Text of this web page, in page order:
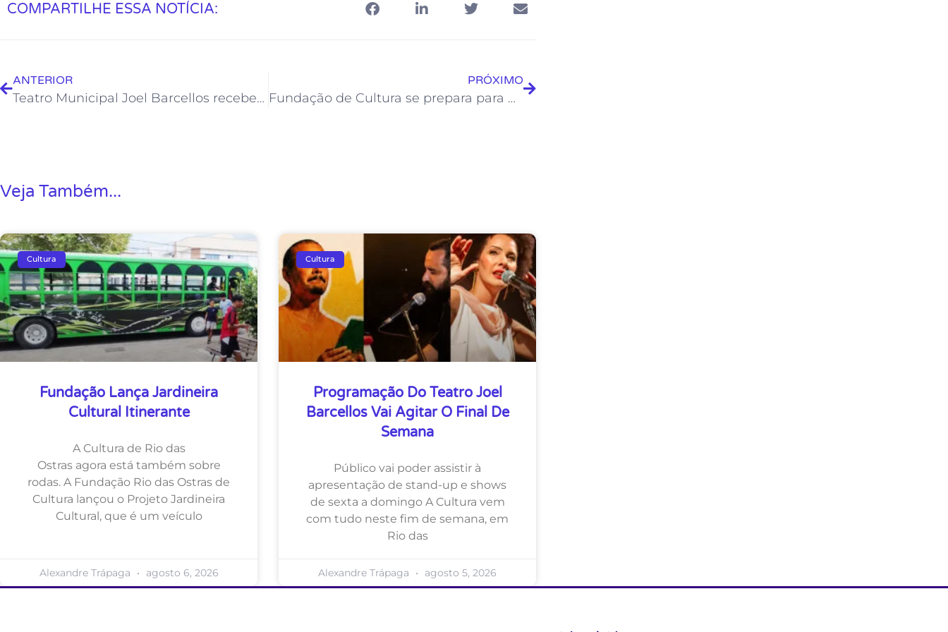
COMPARTILHE ESSA NOTÍCIA:
ANTERIOR
Teatro Municipal Joel Barcellos recebe Mostra de Dança
PRÓXIMO
Fundação de Cultura se prepara para marcar presença na Cidade do Jazz
Veja Também...
Cultura
Fundação Lança Jardineira
Cultural Itinerante
A Cultura de Rio das
Ostras agora está também sobre
rodas. A Fundação Rio das Ostras de
Cultura lançou o Projeto Jardineira
Cultural, que é um veículo
Alexandre Trápaga agosto 6, 2026
Cultura
Programação Do Teatro Joel
Barcellos Vai Agitar O Final De
Semana
Público vai poder assistir à
apresentação de stand-up e shows
de sexta a domingo A Cultura vem
com tudo neste fim de semana, em
Rio das
Alexandre Trápaga agosto 5, 2026